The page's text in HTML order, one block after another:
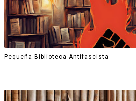
Pequeña Biblioteca Antifascista